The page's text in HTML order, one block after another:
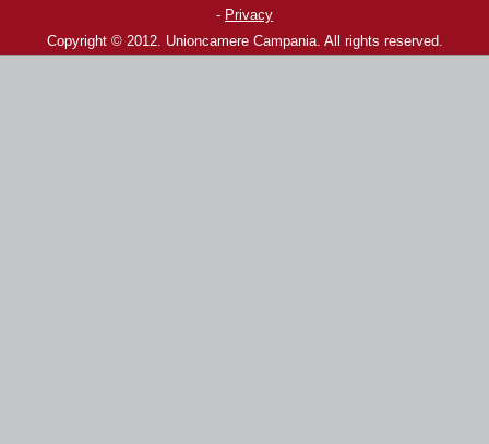
- Privacy
Copyright © 2012. Unioncamere Campania. All rights reserved.